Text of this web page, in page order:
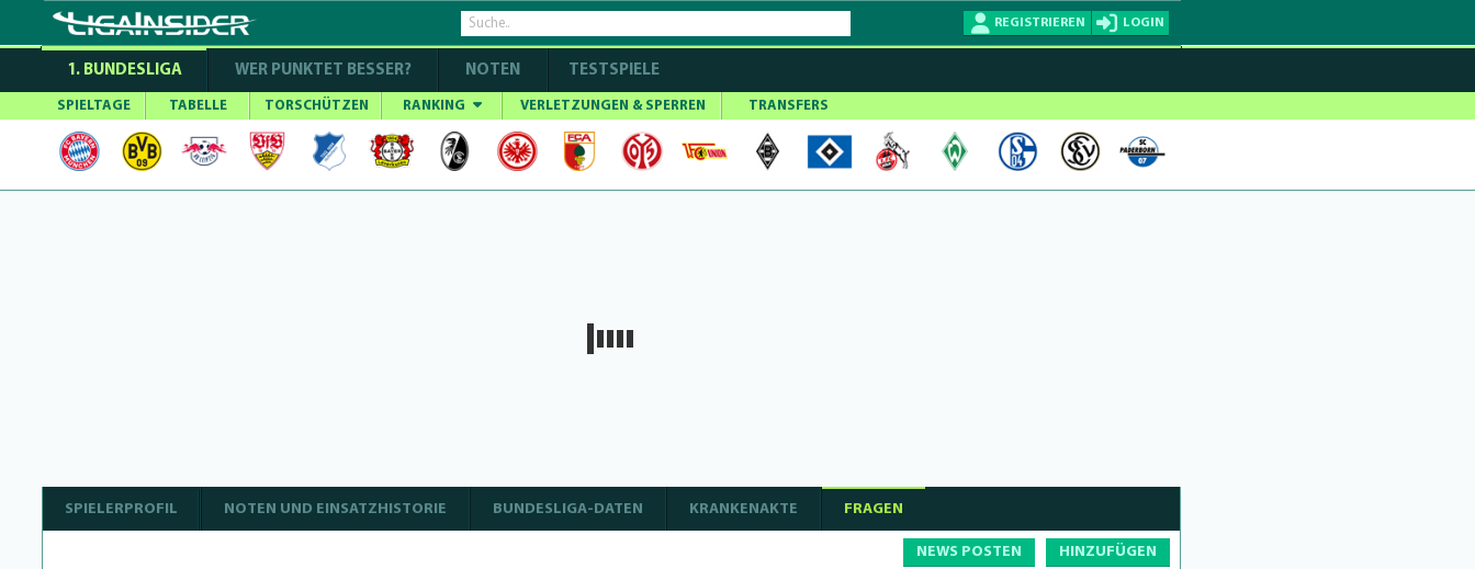
REGISTRIEREN LOGIN
1. BUNDESLIGA WER PUNKTET BESSER? NOTEN TESTSPIELE
SPIELTAGE TABELLE TORSCHÜTZEN RANKING VERLETZUNGEN & SPERREN TRANSFERS
SPIELERPROFIL NOTEN UND EINSATZHISTORIE BUNDESLIGA-DATEN KRANKENAKTE FRAGEN
NEWS POSTEN HINZUFÜGEN